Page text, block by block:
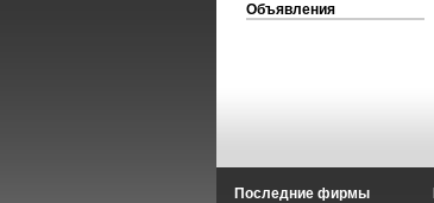
Объявления
Последние фирмы